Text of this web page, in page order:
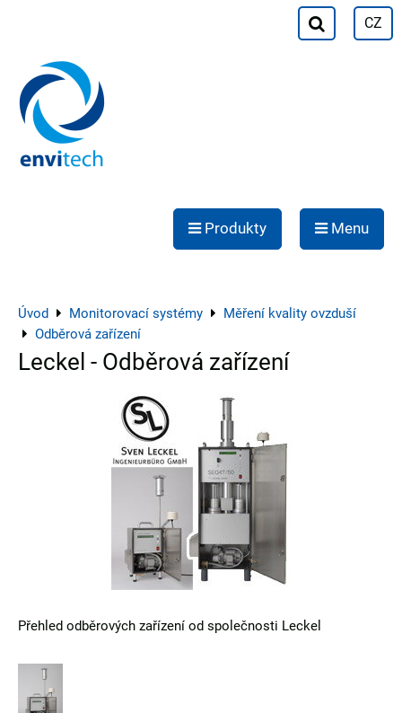
CZ
Produkty Menu
Úvod Monitorovací systémy
Měření kvality ovzduší
Odběrová zařízení
Leckel - Odběrová zařízení
Přehled odběrových zařízení od společnosti Leckel